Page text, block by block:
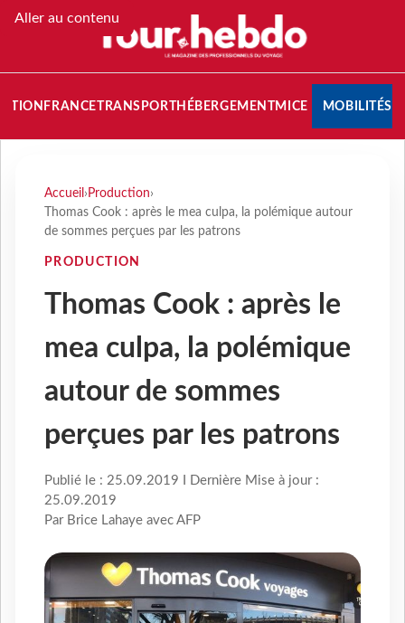
Aller au contenu
FRANCETRANSPORT HÉBERGEMENTMICE MOBILITÉS
Accueil › Production›
Thomas Cook : après le mea culpa, la polémique autour
de sommes perçues par les patrons
PRODUCTION
Thomas Cook : après le
mea culpa, la polémique
autour de sommes
perçues par les patrons
Publié le : 25.09.2019 I Dernière Mise à jour :
25.09.2019
Par Brice Lahaye avec AFP